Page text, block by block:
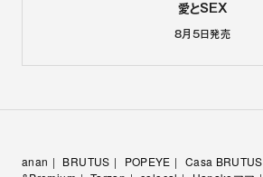
愛とSEX
8月5日発売
anan BRUTUS POPEYE Casa BRUTUS